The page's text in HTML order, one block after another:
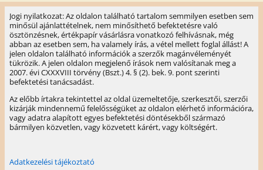
Jogi nyilatkozat: Az oldalon található tartalom semmilyen esetben sem
minősül ajánlattételnek, nem minősíthető befektetésre való
ösztönzésnek, értékpapír vásárlásra vonatkozó felhívásnak, még
abban az esetben sem, ha valamely írás, a vétel mellett foglal állást! A
jelen oldalon található információk a szerzők magánvéleményét
tükrözik. A jelen oldalon megjelenő írások nem valósítanak meg a
2007. évi CXXXVIII törvény (Bszt.) 4. § (2). bek. 9. pont szerinti
befektetési tanácsadást.
Az előbb írtakra tekintettel az oldal üzemeltetője, szerkesztői, szerzői
kizárják mindennemű felelősségüket az oldalon elérhető információra,
vagy adatra alapított egyes befektetési döntésekből származó
bármilyen közvetlen, vagy közvetett kárért, vagy költségért.
Adatkezelési tájékoztató